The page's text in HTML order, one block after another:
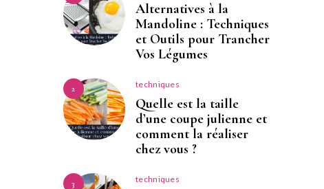
Alternatives à la
Mandoline : Techniques
et Outils pour Trancher
Vos Légumes
2 techniques
Quelle est la taille
d’une coupe julienne et
comment la réaliser
chez vous ?
3 techniques